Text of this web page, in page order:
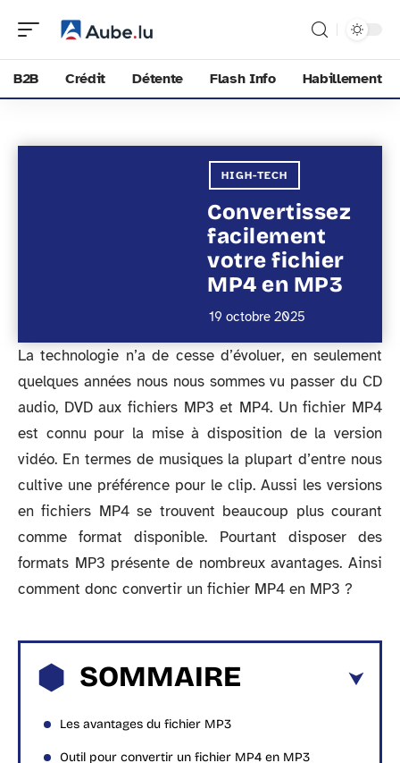
B2B Crédit Détente Flash Info Habillement
HIGH-TECH
Convertissez
facilement
votre fichier
MP4 en MP3
19 octobre 2025
La technologie n’a de cesse d’évoluer, en seulement
quelques années nous nous sommes vu passer du CD
audio, DVD aux fichiers MP3 et MP4. Un fichier MP4
est connu pour la mise à disposition de la version
vidéo. En termes de musiques la plupart d’entre nous
cultive une préférence pour le clip. Aussi les versions
en fichiers MP4 se trouvent beaucoup plus courant
comme format disponible. Pourtant disposer des
formats MP3 présente de nombreux avantages. Ainsi
comment donc convertir un fichier MP4 en MP3 ?
SOMMAIRE
Les avantages du fichier MP3
Outil pour convertir un fichier MP4 en MP3